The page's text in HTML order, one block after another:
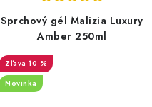
Sprchový gél Malizia Luxury
Amber 250ml
10 %
Novinka